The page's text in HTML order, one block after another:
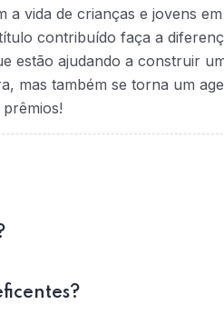
vida de crianças e jovens
contribuído faça a
estão ajudando a construir
mas também se torna um